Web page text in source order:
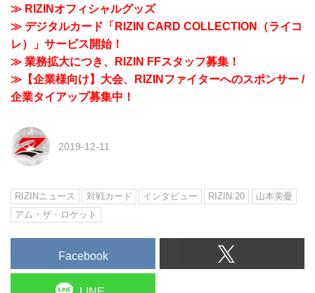
≫ RIZINオフィシャルグッズ
≫ デジタルカード「RIZIN CARD COLLECTION（ライコ
レ）」サービス開始！
≫ 業務拡大につき、RIZIN FFスタッフ募集！
≫【企業様向け】大会、RIZINファイターへのスポンサー /
企業タイアップ募集中！
2019-12-11
RIZINニュース 対戦カード インタビュー RIZIN.20
山本美憂
アム・ザ・ロケット
Facebook